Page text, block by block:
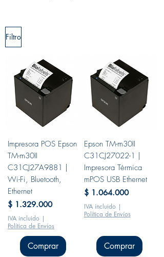
Filtro
Impresora POS Epson
TM-m30II
C31CJ27A9881 |
Wi-Fi, Bluetooth,
Ethernet
Precio
$ 1.329.000
IVA incluido |
Política de Envíos
Comprar
Epson TM-m30II
C31CJ27022-1 |
Impresora Térmica
mPOS USB Ethernet
Precio
$ 1.064.000
IVA incluido|
Política de Envíos
Comprar